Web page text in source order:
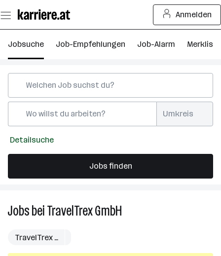
Seiteninhalt
springen
Anmelden
Jobsuche Job-Empfehlungen Job-Alarm Merkliste
Umkreis
Detailsuche
Jobs finden
JobsbeiTravelTrex GmbH
TravelTrex GmbH